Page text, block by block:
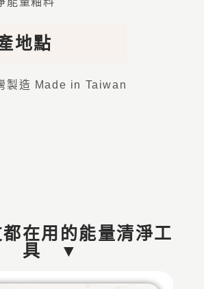
地點
製造 Made in Taiwan
在用的能量清淨工
具 ▼